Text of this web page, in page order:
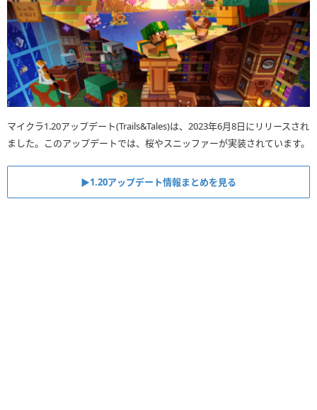
マイクラ1.20アップデート(Trails&Tales)は、2023年6月8日にリリースされ
ました。このアップデートでは、桜やスニッファーが実装されています。
▶︎1.20アップデート情報まとめを見る